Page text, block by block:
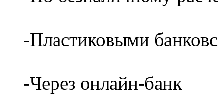
-Пластиковыми
-Через онлайн-банк